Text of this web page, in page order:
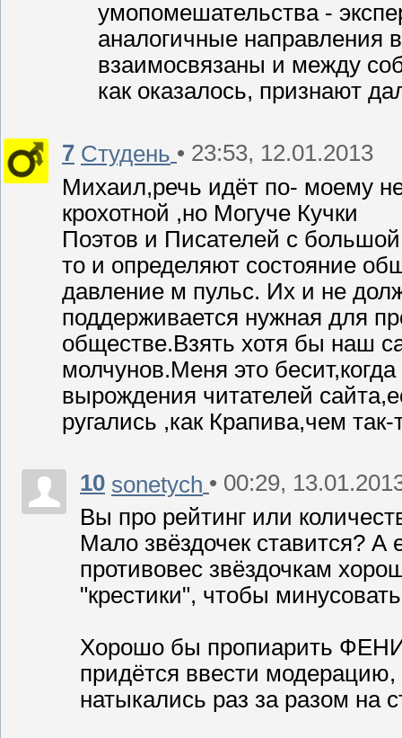
умопомешательства -
аналогичные направления
взаимосвязаны и между
как оказалось, признают
7 Студень • 23:53, 12.01.2013
Михаил,речь идёт по- моему
крохотной ,но Могуче Кучки
Поэтов и Писателей с
то и определяют состояние
давление м пульс. Их и не
поддерживается нужная для
обществе.Взять хотя бы наш
молчунов.Меня это
вырождения читателей
ругались ,как Крапива,чем
10 sonetych • 00:29,
Вы про рейтинг или
Мало звёздочек ставится? А
противовес звёздочкам
"крестики", чтобы
Хорошо бы пропиарить
придётся ввести
натыкались раз за разом на